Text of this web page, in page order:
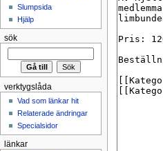
Slumpsida
Hjälp
sök
verktygslåda
Vad som länkar hit
Relaterade ändringar
Specialsidor
länkar